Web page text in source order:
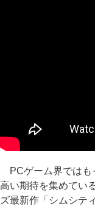
PCゲーム界ではも
高い期待を集めてい
ズ最新作「シムシテ